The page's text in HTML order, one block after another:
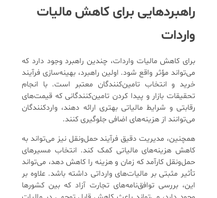
راهبردهایی برای کاهش مالیات
واردات
برای کاهش مالیات واردات، چندین راهبرد وجود دارد که
می‌تواند مؤثر واقع شود. اولین راهبرد، بهینه‌سازی فرآیند
خرید و انتخاب تامین‌کنندگان معتبر است. با انجام
تحقیقات بازار و پیدا کردن تامین‌کنندگانی که قیمت‌های
رقابتی و شرایط مالیاتی بهتری ارائه دهند، واردکنندگان
می‌توانند از هزینه‌های اضافی جلوگیری کنند.
همچنین، مدیریت دقیق فرآیند حمل‌ونقل نیز می‌تواند به
کاهش هزینه‌های مالیاتی کمک کند. انتخاب مسیرهای
حمل‌ونقل کارآمد که زمان و هزینه را کاهش دهد، می‌تواند
تأثیر مثبتی بر مالیات‌های وارداتی داشته باشد. علاوه بر
این، بررسی توافق‌نامه‌های تجارت آزاد که بین کشورها